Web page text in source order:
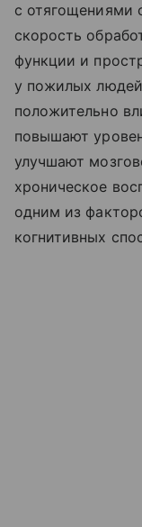
с отягощениями
скорость
функции и
у пожилых
положительно
повышают
улучшают
хроническое
одним из
когнитивных